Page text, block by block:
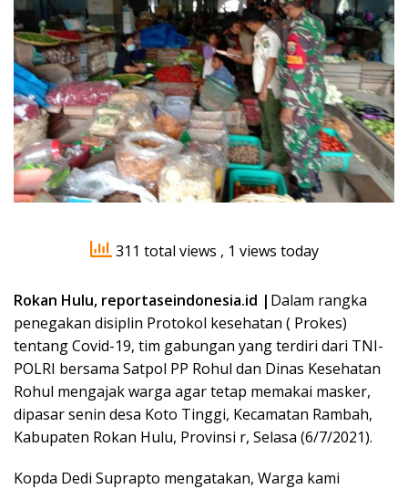
311 total views , 1 views today
Rokan Hulu, reportaseindonesia.id | Dalam rangka
penegakan disiplin Protokol kesehatan ( Prokes)
tentang Covid-19, tim gabungan yang terdiri dari TNI-
POLRI bersama Satpol PP Rohul dan Dinas Kesehatan
Rohul mengajak warga agar tetap memakai masker,
dipasar senin desa Koto Tinggi, Kecamatan Rambah,
Kabupaten Rokan Hulu, Provinsi r, Selasa (6/7/2021).
Kopda Dedi Suprapto mengatakan, Warga kami